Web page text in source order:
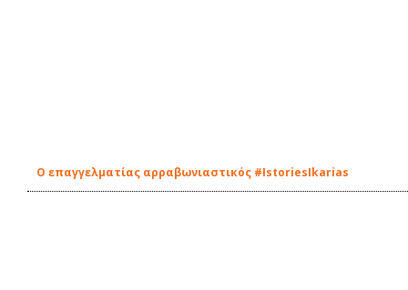
Ο επαγγελματίας αρραβωνιαστικός #IstoriesIkarias